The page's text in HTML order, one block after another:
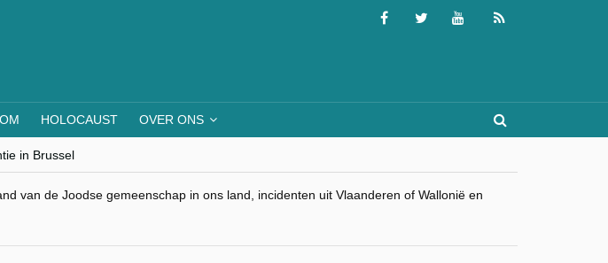
HOLOCAUST OVER ONS
in Brussel
Jinnih Beels (Vooruit)
travel en simchas wereldwijd
van de Joodse gemeenschap in ons land, incidenten uit Vlaanderen of Wallonië en